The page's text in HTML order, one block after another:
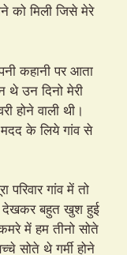
को मिली जिसे मेरे
कहानी पर आता
थे उन दिनो मेरी
होने वाली थी।
मदद के लिये गांव से
परिवार गांव में तो
देखकर बहुत खुश हुई
में हम तीनो सोते
सोते थे गर्मी होने